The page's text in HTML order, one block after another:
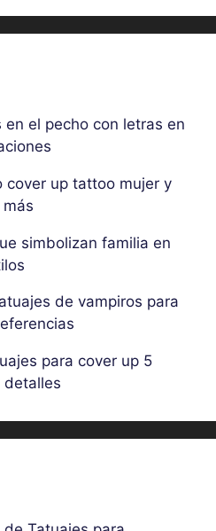
en el pecho con letras en
cover up tattoo mujer y
simbolizan familia en
de vampiros para
para cover up 5
detalles